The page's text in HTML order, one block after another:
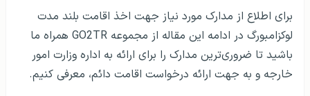
برای اطلاع از مدارک مورد نیاز جهت اخذ اقامت بلند مدت
لوکزامبورگ در ادامه این مقاله از مجموعه GO2TR همراه ما
باشید تا ضروری‌ترین مدارک را برای ارائه به اداره وزارت امور
خارجه و به جهت ارائه درخواست اقامت دائم، معرفی کنیم.